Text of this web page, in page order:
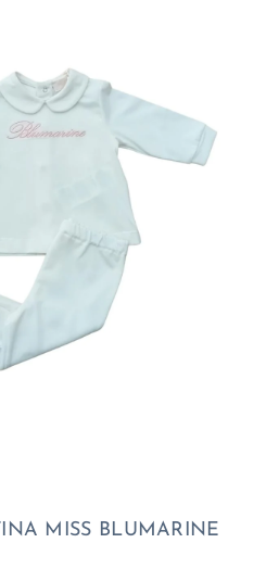
MISS BLUMARINE